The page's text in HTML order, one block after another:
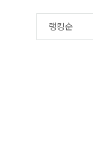
랭킹순